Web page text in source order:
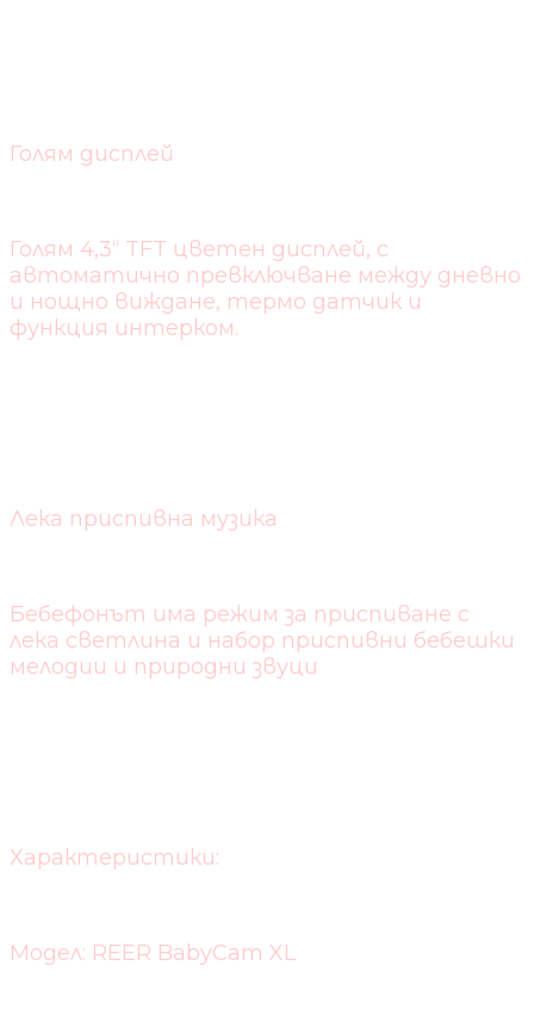
Голям дисплей
Голям 4,3“ TFT цветен дисплей, с
автоматично превключване между дневно
и нощно виждане, термо датчик и
функция интерком.
Лека приспивна музика
Бебефонът има режим за приспиване с
лека светлина и набор приспивни бебешки
мелодии и природни звуци
Характеристики:
Модел: REER BabyCam XL